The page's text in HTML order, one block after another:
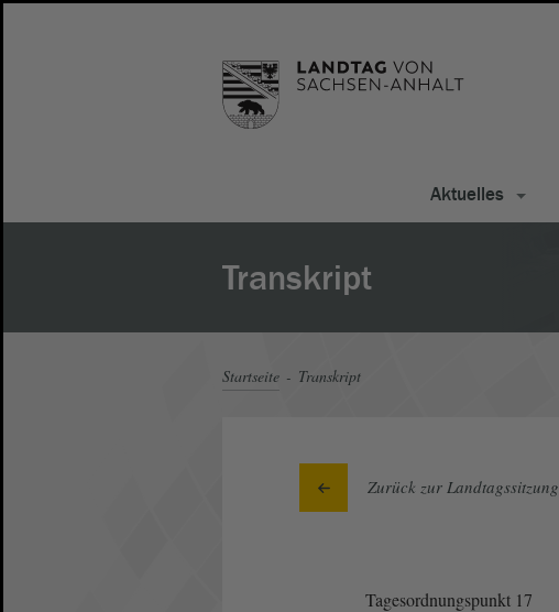
Aktuelles
Transkript
Startseite Transkript
Zurück zur Landtagssitzung
Tagesordnungspunkt 17